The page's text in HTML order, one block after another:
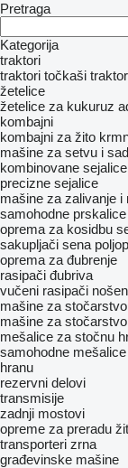
Pretraga
Kategorija
traktori
traktori točkaši
žetelice
žetelice za kukuruz
kombajni
kombajni za žito
mašinе za setvu i
kombinovane sejalice
precizne sejalice
mašine za zalivanje i
samohodne prskalice
oprema za kosidbu
sakupljači sena
oprema za đubrenje
rasipači đubriva
vučeni rasipači
mašine za stočarstvo
mašine za stočarstvo
mešalice za stočnu
samohodne
hranu
rezervni delovi
transmisije
zadnji mostovi
opreme za preradu
transporteri zrna
građevinske mašine